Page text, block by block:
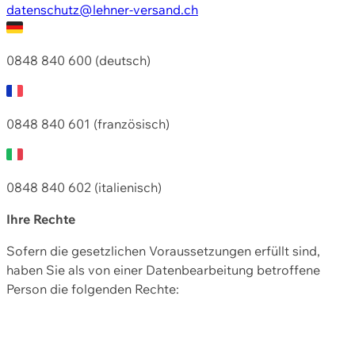
datenschutz@lehner-versand.ch
0848 840 600 (deutsch)
0848 840 601 (französisch)
0848 840 602 (italienisch)
Ihre Rechte
Sofern die gesetzlichen Voraussetzungen erfüllt sind,
haben Sie als von einer Datenbearbeitung betroffene
Person die folgenden Rechte: